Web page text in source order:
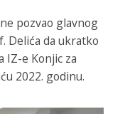
pozvao glavnog
Delića da ukratko
IZ-e Konjic za
2022. godinu.